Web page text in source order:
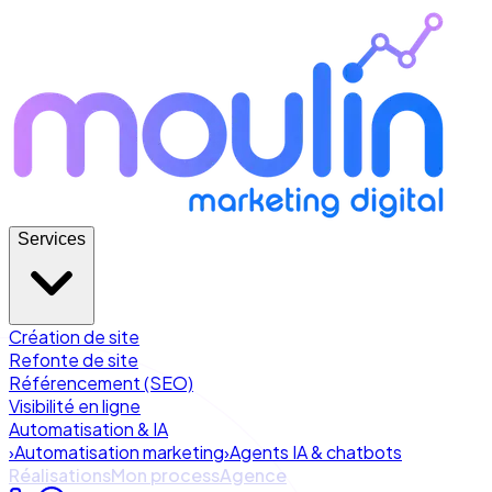
Services
Création de site
Refonte de site
Référencement (SEO)
Visibilité en ligne
Automatisation & IA
›Automatisation marketing›Agents IA & chatbots
RéalisationsMon processAgence